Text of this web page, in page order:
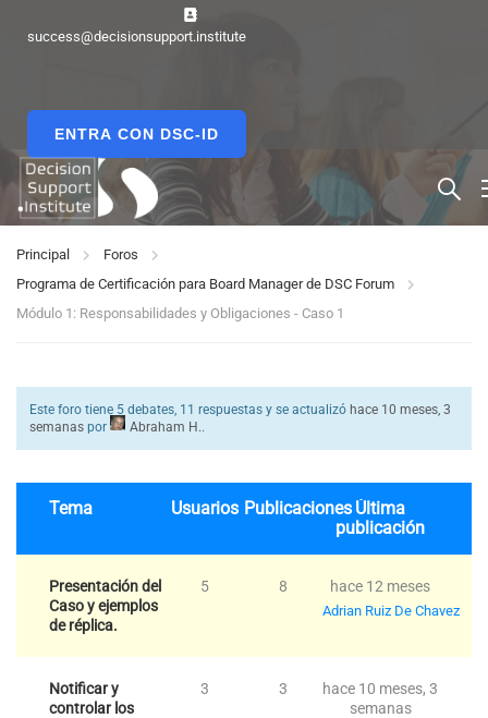
success@decisionsupport.institute
ENTRA CON DSC-ID
Principal
Foros
Programa de Certificación para Board Manager de DSC Forum
Módulo 1: Responsabilidades y Obligaciones - Caso 1
Este foro tiene 5 debates, 11 respuestas y se actualizó hace 10 meses, 3
semanas por Abraham H..
Tema Usuarios Publicaciones Última
publicación
Presentación del
Caso y ejemplos
de réplica.
5 8 hace 12 meses
Adrian Ruiz De Chavez
Notificar y
controlar los
3 3
hace 10 meses, 3
semanas